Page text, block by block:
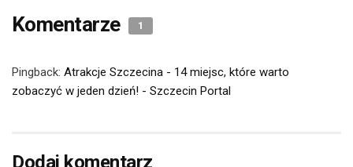
Komentarze 1
Pingback: Atrakcje Szczecina - 14 miejsc, które warto
zobaczyć w jeden dzień! - Szczecin Portal
Dodaj komentarz